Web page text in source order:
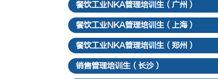
餐饮工业NKA管理培训生（广州）
餐饮工业NKA管理培训生（上海）
餐饮工业NKA管理培训生（郑州）
销售管理培训生（长沙）